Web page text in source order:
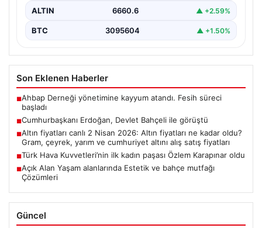
ALTIN 6660.6 ▲ +2.59%
BTC 3095604 ▲ +1.50%
Son Eklenen Haberler
■Ahbap Derneği yönetimine kayyum atandı. Fesih süreci
başladı
■Cumhurbaşkanı Erdoğan, Devlet Bahçeli ile görüştü
■Altın fiyatları canlı 2 Nisan 2026: Altın fiyatları ne kadar oldu?
Gram, çeyrek, yarım ve cumhuriyet altını alış satış fiyatları
■Türk Hava Kuvvetleri’nin ilk kadın paşası Özlem Karapınar oldu
■Açık Alan Yaşam alanlarında Estetik ve bahçe mutfağı
Çözümleri
Güncel